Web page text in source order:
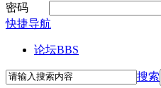
密码
快捷导航
论坛BBS
搜索